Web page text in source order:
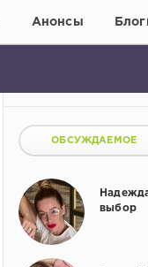
Анонсы
ОБСУЖДАЕМОЕ
выбор